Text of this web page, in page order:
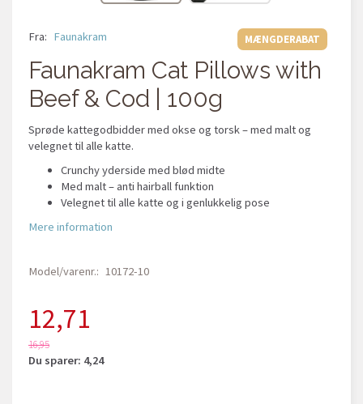
MÆNGDERABAT
Fra: Faunakram
Faunakram Cat Pillows with
Beef & Cod | 100g
Sprøde kattegodbidder med okse og torsk – med malt og
velegnet til alle katte.
Crunchy yderside med blød midte
Med malt – anti hairball funktion
Velegnet til alle katte og i genlukkelig pose
Mere information
Model/varenr.: 10172-10
12,71
16,95
Du sparer: 4,24